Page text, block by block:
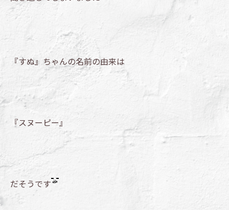
『すぬ』ちゃんの名前の由来は
『スヌーピー』
だそうです